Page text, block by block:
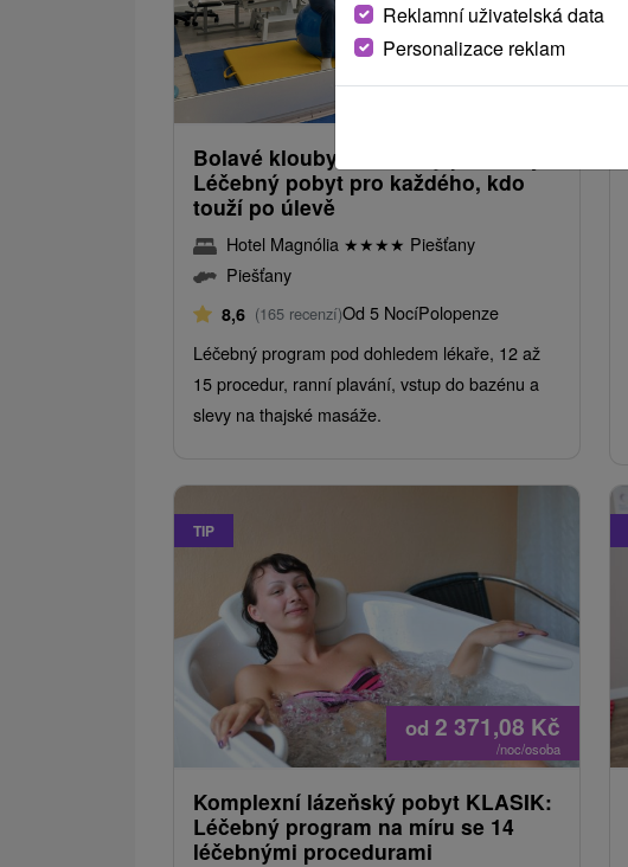
od2 385,31Kč
Bolavé klouby? Piešťany pomáhají:
Léčebný pobyt pro každého, kdo
touží po úlevě
Hotel Magnólia ★★★★ Piešťany
Piešťany
8,6 (165 recenzí)Od 5 NocíPolopenze
Léčebný program pod dohledem lékaře, 12 až
15 procedur, ranní plavání, vstup do bazénu a
slevy na thajské masáže.
TIP
od 2 371,08 Kč
/noc/osoba
Komplexní lázeňský pobyt KLASIK:
Léčebný program na míru se 14
léčebnými procedurami
Reklamní uživatelská data
Personalizace reklam